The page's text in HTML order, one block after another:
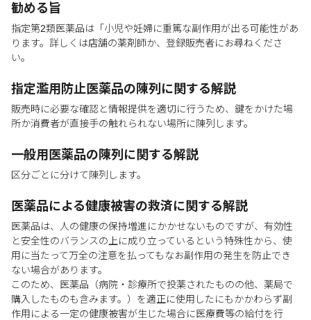
勧める旨
指定第2類医薬品は「小児や妊婦に重篤な副作用が出る可能性があ
ります。詳しくは店舗の薬剤師か、登録販売者にお尋ねくださ
い。
指定濫用防止医薬品の陳列に関する解説
販売時に必要な確認と情報提供を適切に行うため、鍵をかけた場
所か消費者が直接手の触れられない場所に陳列します。
一般用医薬品の陳列に関する解説
区分ごとに分けて陳列します。
医薬品による健康被害の救済に関する解説
医薬品は、人の健康の保持増進にかかせないものですが、有効性
と安全性のバランスの上に成り立っているという特殊性から、使
用に当たって万全の注意を払ってもなお副作用の発生を防止でき
ない場合があります。
このため、医薬品（病院・診療所で投薬されたものの他、薬局で
購入したものも含みます。）を適正に使用したにもかかわらず副
作用による一定の健康被害が生じた場合に医療費等の給付を行